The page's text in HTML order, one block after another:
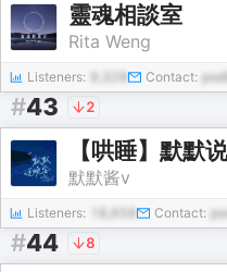
靈魂相談室
Rita Weng
Listeners: Contact:
#43 2
【哄睡】默默
默默酱v
Listeners: Contact:
#44 8